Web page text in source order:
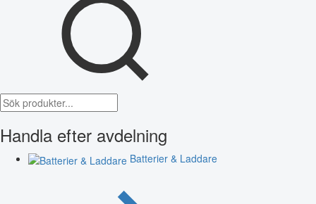
Handla efter avdelning
Batterier & Laddare